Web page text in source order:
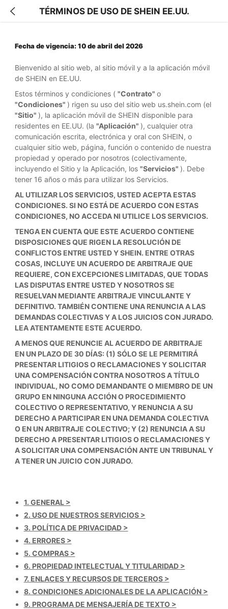
TÉRMINOS DE USO DE SHEIN EE.UU.
Fecha de vigencia: 10 de abril del 2026
Bienvenido al sitio web, al sitio móvil y a la aplicación móvil
de SHEIN en EE.UU.
Estos términos y condiciones ( "Contrato" o
"Condiciones" ) rigen su uso del sitio web us.shein.com (el
"Sitio" ), la aplicación móvil de SHEIN disponible para
residentes en EE.UU. (la "Aplicación" ), cualquier otra
comunicación escrita, electrónica y oral con SHEIN, o
cualquier sitio web, página, función o contenido de nuestra
propiedad y operado por nosotros (colectivamente,
incluyendo el Sitio y la Aplicación, los "Servicios" ). Debe
tener 16 años o más para utilizar los Servicios.
AL UTILIZAR LOS SERVICIOS, USTED ACEPTA ESTAS
CONDICIONES. SI NO ESTÁ DE ACUERDO CON ESTAS
CONDICIONES, NO ACCEDA NI UTILICE LOS SERVICIOS.
TENGA EN CUENTA QUE ESTE ACUERDO CONTIENE
DISPOSICIONES QUE RIGEN LA RESOLUCIÓN DE
CONFLICTOS ENTRE USTED Y SHEIN. ENTRE OTRAS
COSAS, INCLUYE UN ACUERDO DE ARBITRAJE QUE
REQUIERE, CON EXCEPCIONES LIMITADAS, QUE TODAS
LAS DISPUTAS ENTRE USTED Y NOSOTROS SE
RESUELVAN MEDIANTE ARBITRAJE VINCULANTE Y
DEFINITIVO. TAMBIÉN CONTIENE UNA RENUNCIA A LAS
DEMANDAS COLECTIVAS Y A LOS JUICIOS CON JURADO.
LEA ATENTAMENTE ESTE ACUERDO.
A MENOS QUE RENUNCIE AL ACUERDO DE ARBITRAJE
EN UN PLAZO DE 30 DÍAS: (1) SÓLO SE LE PERMITIRÁ
PRESENTAR LITIGIOS O RECLAMACIONES Y SOLICITAR
UNA COMPENSACIÓN CONTRA NOSOTROS A TÍTULO
INDIVIDUAL, NO COMO DEMANDANTE O MIEMBRO DE UN
GRUPO EN NINGUNA ACCIÓN O PROCEDIMIENTO
COLECTIVO O REPRESENTATIVO, Y RENUNCIA A SU
DERECHO A PARTICIPAR EN UNA DEMANDA COLECTIVA
O EN UN ARBITRAJE COLECTIVO; Y (2) RENUNCIA A SU
DERECHO A PRESENTAR LITIGIOS O RECLAMACIONES Y
A SOLICITAR UNA COMPENSACIÓN ANTE UN TRIBUNAL Y
A TENER UN JUICIO CON JURADO.
1. GENERAL >
2. USO DE NUESTROS SERVICIOS >
3. POLÍTICA DE PRIVACIDAD >
4. ERRORES >
5. COMPRAS >
6. PROPIEDAD INTELECTUAL Y TITULARIDAD >
7. ENLACES Y RECURSOS DE TERCEROS >
8. CONDICIONES ADICIONALES DE LA APLICACIÓN >
9. PROGRAMA DE MENSAJERÍA DE TEXTO >